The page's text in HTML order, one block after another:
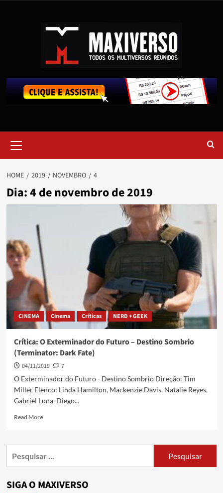
HOME 2019 NOVEMBRO 4
Dia:4 de novembro de 2019
CINEMA Cinema Críticas NERD + GEEK
Crítica: O Exterminador do Futuro – Destino Sombrio
(Terminator: Dark Fate)
04/11/2019
7
O Exterminador do Futuro - Destino Sombrio Direção: Tim
Miller Elenco: Linda Hamilton, Mackenzie Davis, Natalie Reyes,
Gabriel Luna, Diego...
Read More
SIGA O MAXIVERSO